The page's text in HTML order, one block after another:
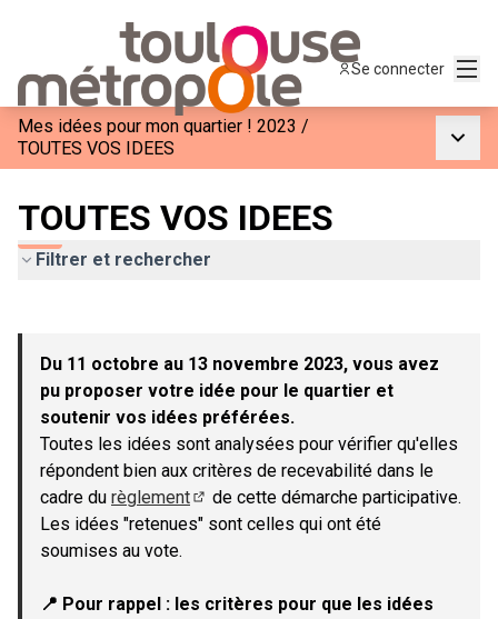
Se connecter
Mes idées pour mon quartier ! 2023 /
TOUTES VOS IDEES
TOUTES VOS IDEES
Filtrer et rechercher
−
Du 11 octobre au 13 novembre 2023, vous avez
pu proposer votre idée pour le quartier et
soutenir vos idées préférées.
Toutes les idées sont analysées pour vérifier qu'elles
répondent bien aux critères de recevabilité dans le
cadre du règlement
(Lien externe)
de cette démarche participative.
Les idées "retenues" sont celles qui ont été
soumises au vote.
📍 Pour rappel : les critères pour que les idées